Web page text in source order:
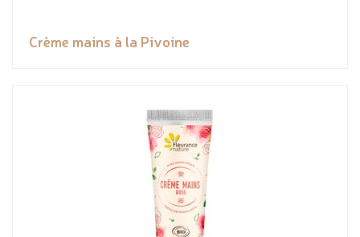
Crème mains à la Pivoine